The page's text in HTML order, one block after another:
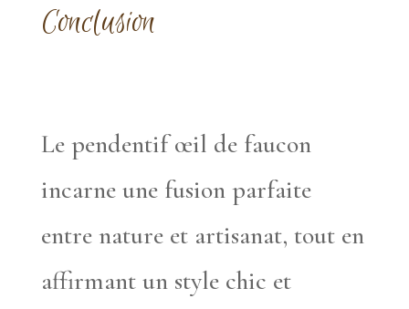
Conclusion
Le pendentif œil de faucon
incarne une fusion parfaite
entre nature et artisanat, tout en
affirmant un style chic et